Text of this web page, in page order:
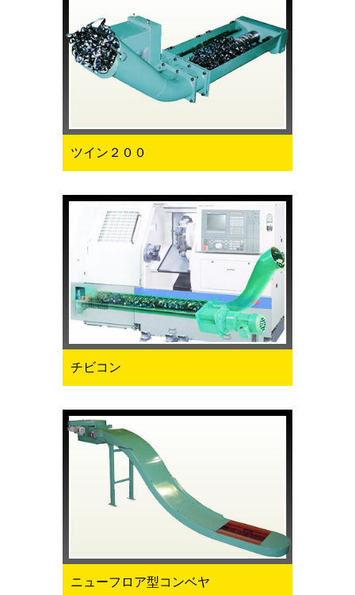
ツイン２００
チビコン
ニューフロア型コンベヤ